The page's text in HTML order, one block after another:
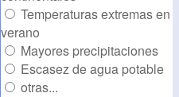
Temperaturas extremas en
verano
Mayores precipitaciones
Escasez de agua potable
otras...